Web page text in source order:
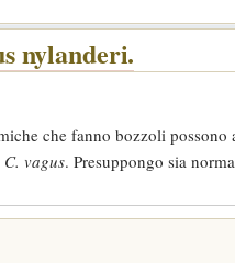
nylanderi.
che fanno bozzoli
C. vagus. Presuppongo sia